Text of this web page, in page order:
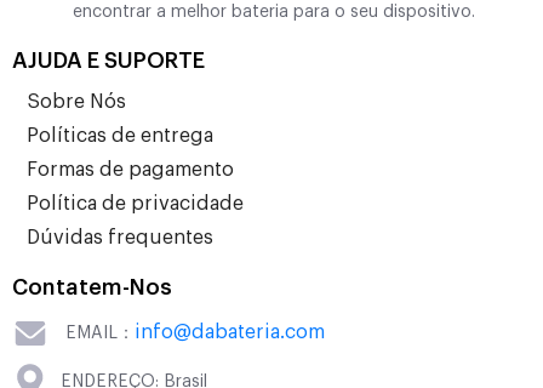
encontrar a melhor bateria para o seu dispositivo.
AJUDA E SUPORTE
Sobre Nós
Políticas de entrega
Formas de pagamento
Política de privacidade
Dúvidas frequentes
Contatem-Nos
EMAIL： info@dabateria.com
ENDEREÇO: Brasil